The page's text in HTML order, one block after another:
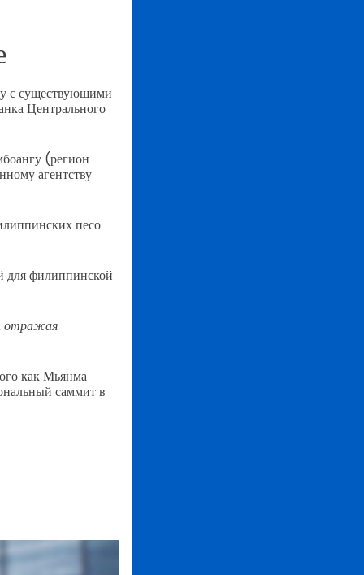
с существующими
Центрального
(регион
агентству
песо
для филиппинской
отражая
как Мьянма
саммит в